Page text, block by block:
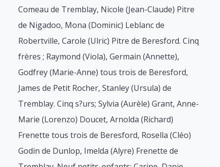
Comeau de Tremblay, Nicole (Jean-Claude) Pitre
de Nigadoo, Mona (Dominic) Leblanc de
Robertville, Carole (Ulric) Pitre de Beresford. Cinq
frères ; Raymond (Viola), Germain (Annette),
Godfrey (Marie-Anne) tous trois de Beresford,
James de Petit Rocher, Stanley (Ursula) de
Tremblay. Cinq s?urs; Sylvia (Aurèle) Grant, Anne-
Marie (Lorenzo) Doucet, Arnolda (Richard)
Frenette tous trois de Beresford, Rosella (Cléo)
Godin de Dunlop, Imelda (Alyre) Frenette de